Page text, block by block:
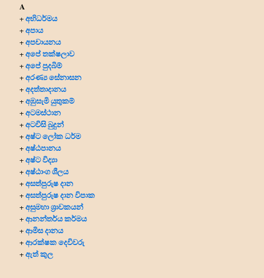
A
+අභිධර්මය
+අපාය
+අපචායනය
+අපේ තක්ෂලාව
+අපේ පුදබිම්
+අරණ්‍ය සේනාසන
+අදත්තාදානය
+අඹුසැමි යුතුකම්
+අටමස්ථාන
+අටවිසි බුදුන්
+අෂ්ට ලෝක ධර්ම
+අෂ්ඨපානය
+අෂ්ට විද්‍යා
+අෂ්ඨාංග ශීලය
+අසත්පුරුෂ දාන
+අසත්පුරුෂ දාන විපාක
+අසුමහා ශ්‍රාවකයන්
+ආනන්තර්ය කර්මය
+ආමිස දානය
+ආරක්ෂක දෙවිවරු
+ඇත් කුල